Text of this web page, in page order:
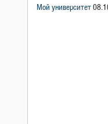
Мой университет